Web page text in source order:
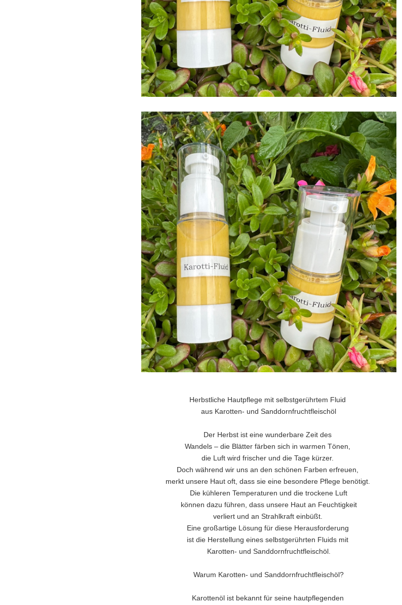
Herbstliche Hautpflege mit selbstgerührtem Fluid
aus Karotten- und Sanddornfruchtfleischöl
Der Herbst ist eine wunderbare Zeit des
Wandels – die Blätter färben sich in warmen Tönen,
die Luft wird frischer und die Tage kürzer.
Doch während wir uns an den schönen Farben erfreuen,
merkt unsere Haut oft, dass sie eine besondere Pflege benötigt.
Die kühleren Temperaturen und die trockene Luft
können dazu führen, dass unsere Haut an Feuchtigkeit
verliert und an Strahlkraft einbüßt.
Eine großartige Lösung für diese Herausforderung
ist die Herstellung eines selbstgerührten Fluids mit
Karotten- und Sanddornfruchtfleischöl.
Warum Karotten- und Sanddornfruchtfleischöl?
Karottenöl ist bekannt für seine hautpflegenden